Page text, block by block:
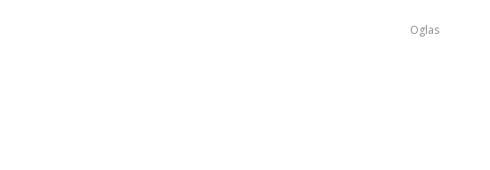
Oglas